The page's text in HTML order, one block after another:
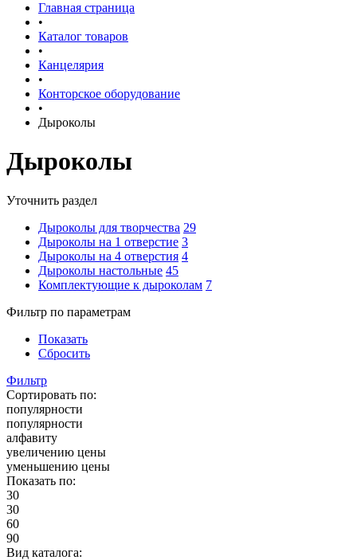
Главная страница
•
Каталог товаров
•
Канцелярия
•
Конторское оборудование
•
Дыроколы
Дыроколы
Уточнить раздел
Дыроколы для творчества 29
Дыроколы на 1 отверстие 3
Дыроколы на 4 отверстия 4
Дыроколы настольные 45
Комплектующие к дыроколам 7
Фильтр по параметрам
Показать
Сбросить
Фильтр
Сортировать по:
популярности
популярности
алфавиту
увеличению цены
уменьшению цены
Показать по:
30
30
60
90
Вид каталога: